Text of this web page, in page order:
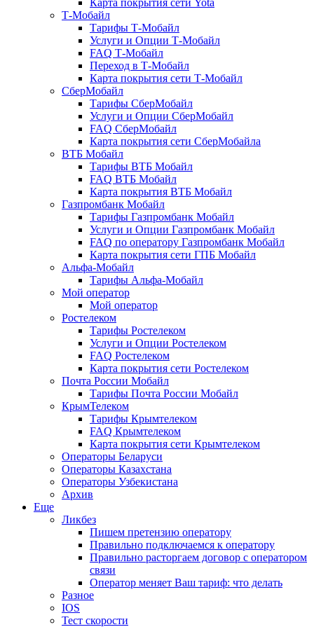
Карта покрытия сети Yota
Т-Мобайл
Тарифы Т-Мобайл
Услуги и Опции Т-Мобайл
FAQ Т-Мобайл
Переход в Т-Мобайл
Карта покрытия сети Т-Мобайл
СберМобайл
Тарифы СберМобайл
Услуги и Опции СберМобайл
FAQ СберМобайл
Карта покрытия сети СберМобайлa
ВТБ Мобайл
Тарифы ВТБ Мобайл
FAQ ВТБ Мобайл
Карта покрытия ВТБ Мобайл
Газпромбанк Мобайл
Тарифы Газпромбанк Мобайл
Услуги и Опции Газпромбанк Мобайл
FAQ по оператору Газпромбанк Мобайл
Карта покрытия сети ГПБ Мобайл
Альфа-Мобайл
Тарифы Альфа-Мобайл
Мой оператор
Мой оператор
Ростелеком
Тарифы Ростелеком
Услуги и Опции Ростелеком
FAQ Ростелеком
Карта покрытия сети Ростелеком
Почта России Мобайл
Тарифы Почта России Мобайл
КрымТелеком
Тарифы Крымтелеком
FAQ Крымтелеком
Карта покрытия сети Крымтелеком
Операторы Беларуси
Операторы Казахстана
Операторы Узбекистана
Архив
Еще
Ликбез
Пишем претензию оператору
Правильно подключаемся к оператору
Правильно расторгаем договор с оператором
связи
Оператор меняет Ваш тариф: что делать
Разное
IOS
Тест скорости